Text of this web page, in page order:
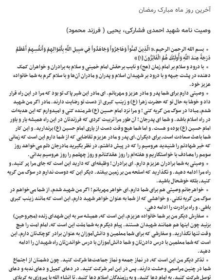
آخرین روز ماه مبارک رمضان
وصیت نامهشهید احمدی فشارکی، یحیی ( فرزند محمود)
بسم الله الرحمن الرحیم.” الَّذِينَ آمَنُواْ وَهَاجَرُواْ وَجَاهَدُواْ فِي سَبِيلِ اللَّهِ بِأَمْوَالِهِمْ وَأَنفُسِهِمْ أَعْظَمُ
دَرَجَةً عِندَ اللَّهِ وَأُولَئِكَ هُمُ الْفَائِزُونَ[۱] “
با درود و سلام بر امام زمان (عج) و نایب برحقش امام خمینی و سلام به برادران و خواهران کمک
دهنده در پشت جبهه و با درود بر شهیدان اسلام و پدران و مادران آن‌ها و با سلام گرم به شما خانواده
عزیز خود.
وصیتی دارم برای شما پدر و مادر عزیز و مهربانم.‌‌ ای مادر این شیر پاک تو بود که مرا در این راه قرار
داد و خوشا به حال تو که حضرت زهرا (ع) و زینب کبری از دست تو رضایت دارند. مادر اگر من شهید
شدم، مبادا در سوگ من گریه کنی ! و مرا نزد امام حسین (ع) شرمنده کنی و امیدوارم که این هدیه‌ات
در راه اسلام باشد. و شما‌ ای پدرجان ! آن طور مرا تربیت کردی که فرزندتان در این راه همیشه یار و یاور
امام حسین (ع) بوده و هست. و اما شما هیچ وقت دست از یاری امام حسین (ع) برندارید. و این کار
شما باعث سعادت است، برای دیگران.‌ای پدر و مادر عزیزم تقاضایی که از شما دارم این است که زمانی
که خبر شهادتم را شنیدید عروسیم را که در پیش داشتم، در نظر بگیرید مادرجان دلم می‌خواهد روز
سومم را مصادف با خواستگاریم و هفته‌ام را روز عقدکنانم و روز چهلمم را روز عروسیم بدانی.
وصیتی به شما برادران عزیزم دارم. ‌ای برادران ! وظیفه‌ای که دارید این است که جای مرا پر کنید، و
راه مرا ادامه دهید. و نگذارید که اسلحه من بر زمین بیفتد. دیگر این که دوست ندارم در سوگ من گریه
کنید، بلکه خوشحال باشید.
خواهرجانم وصیتی هم برای شما دارم‌.ای خواهر مهربانم ! اگر من شهید شدم، از شما می‌خواهم در
سوگ من گریه نکنی. و خواهشی که از شما به عنوان خواهر شهید دارم، این است که مانند زینب کبری
باشی. و راه برادرت را ادامه دهی.
سفارش دیگر من بر شما خانواده عزیزم، این است که، همیشه سر به این شهدای زنده (مجروحین)
بزنید چون اینها هم همانند شهیدان هستند. پیام دیگرم به شما ملت این است که، امام امت را هیچ
وقت تنها نگذارید. و سفارشی که برای شما معلمین و دانش‌آموزان به عنوان برادر کوچک‌تان دارم، این
است که شما معلمین با درس دادن‌تان و شما دانش‌آموزان با درس خواندن‌تان راه شهیدان را ادامه
دهید.
تذکر دیگر من این است که، در نماز جمعه و نماز جماعت‌ها شرکت کنید. چون دشمنان از اجتماع
شما در چنین مراسمی وحشت دارند. پس در این امر شرکت کنید. در دعای کمیل و دعای ندبه و دعای
توسل شرکت کنید. به امام دعا کنید. و به رزمندگان اسلام دعا کنید. تا انشاء الله با پیروزی به کربلای